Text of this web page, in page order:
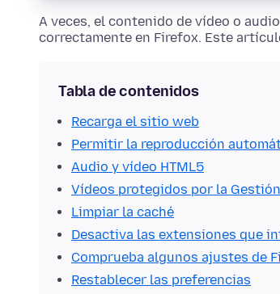
A veces, el contenido de vídeo o
correctamente en Firefox. Este
Tabla de contenidos
Recarga el sitio web
Permitir la reproducción
Audio y vídeo HTML5
Vídeos protegidos por la
Limpiar la caché
Desactiva las extensiones que
Comprueba algunos ajustes de
Restablecer las preferencias